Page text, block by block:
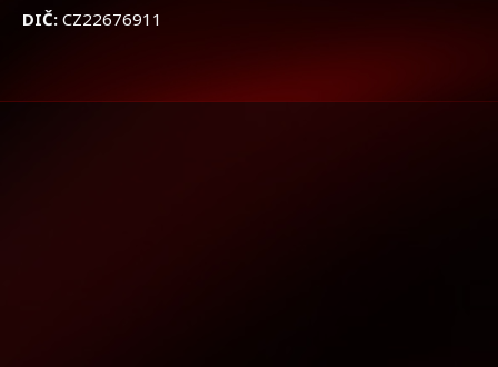
DIČ: CZ22676911